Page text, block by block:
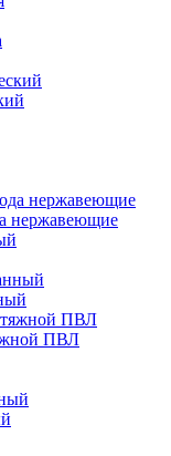
нержавеющие
ПВЛ